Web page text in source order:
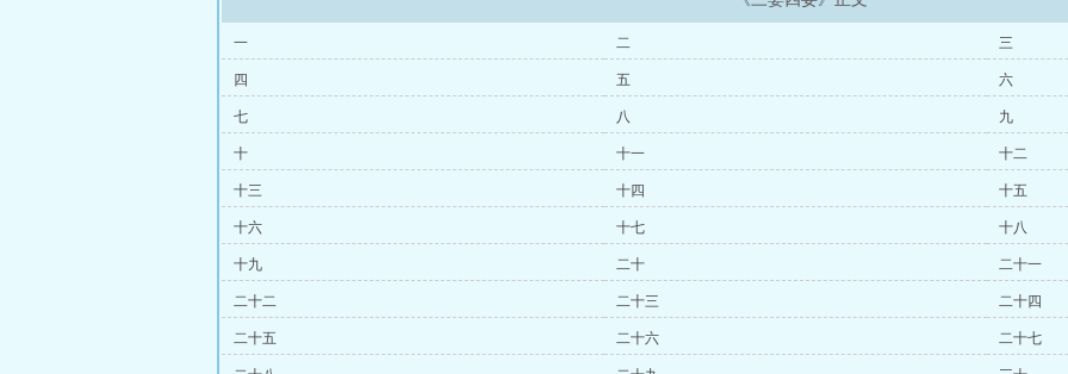
一 二 三
四 五 六
七 八 九
十 十一 十二
十三 十四 十五
十六 十七 十八
十九 二十 二十一
二十二 二十三 二十四
二十五 二十六 二十七